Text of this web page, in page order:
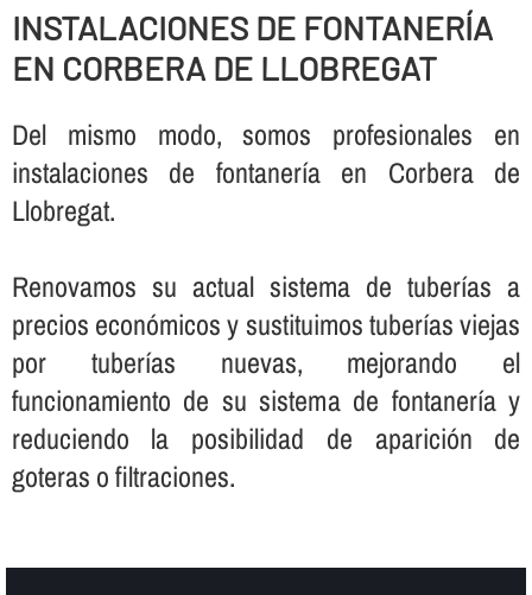
INSTALACIONES DE FONTANERÍ­A
EN CORBERA DE LLOBREGAT
Del mismo modo, somos profesionales en
instalaciones de fontanerí­a en Corbera de
Llobregat.
Renovamos su actual sistema de tuberí­as a
precios económicos y sustituimos tuberí­as viejas
por tuberí­as nuevas, mejorando el
funcionamiento de su sistema de fontanerí­a y
reduciendo la posibilidad de aparición de
goteras o filtraciones.